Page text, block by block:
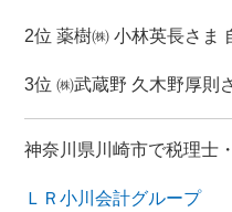
2位 薬樹㈱ 小林英長さま
3位 ㈱武蔵野 久木野厚則
神奈川県川崎市で税理士
ＬＲ小川会計グループ